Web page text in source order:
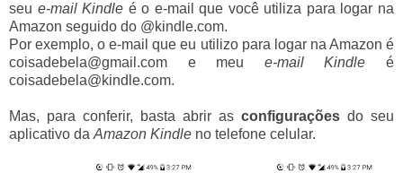
seu e-mail Kindle é o e-mail que você utiliza para logar na
Amazon seguido do @kindle.com.
Por exemplo, o e-mail que eu utilizo para logar na Amazon é
coisadebela@gmail.com e meu e-mail Kindleé
coisadebela@kindle.com.
Mas, para conferir, basta abrir as configurações do seu
aplicativo da Amazon Kindle no telefone celular.